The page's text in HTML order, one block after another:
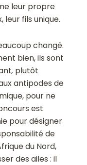
leur propre
leur fils unique.
changé.
bien, ils sont
, plutôt
antipodes de
pour ne
est
pour désigner
de
du Nord,
des ailes : il